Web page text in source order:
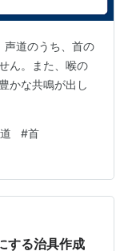
声道のうち、首の
ん。また、喉の
かな共鳴が出し
#首
する治具作成